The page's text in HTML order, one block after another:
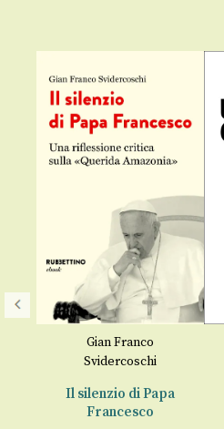
Gian Franco
Svidercoschi
Il silenzio di Papa
Francesco